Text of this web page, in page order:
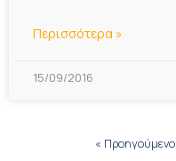
Περισσότερα »
15/09/2016
« Προηγούμενο